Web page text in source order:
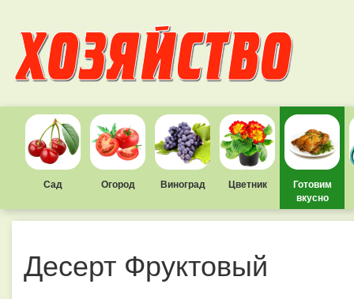
Сад Огород Виноград Цветник
Готовим
вкусно
Десерт Фруктовый